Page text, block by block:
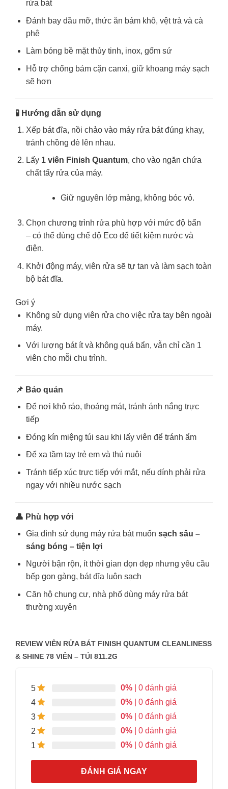
rửa bát
Đánh bay dầu mỡ, thức ăn bám khô, vệt trà và cà
phê
Làm bóng bề mặt thủy tinh, inox, gốm sứ
Hỗ trợ chống bám cặn canxi, giữ khoang máy sạch
sẽ hơn
🧪 Hướng dẫn sử dụng
Xếp bát đĩa, nồi chảo vào máy rửa bát đúng khay,
tránh chồng đè lên nhau.
Lấy 1 viên Finish Quantum, cho vào ngăn chứa
chất tẩy rửa của máy.
Giữ nguyên lớp màng, không bóc vỏ.
Chọn chương trình rửa phù hợp với mức độ bẩn
– có thể dùng chế độ Eco để tiết kiệm nước và
điện.
Khởi động máy, viên rửa sẽ tự tan và làm sạch toàn
bộ bát đĩa.
Gợi ý
Không sử dụng viên rửa cho việc rửa tay bên ngoài
máy.
Với lượng bát ít và không quá bẩn, vẫn chỉ cần 1
viên cho mỗi chu trình.
📌 Bảo quản
Để nơi khô ráo, thoáng mát, tránh ánh nắng trực
tiếp
Đóng kín miệng túi sau khi lấy viên để tránh ẩm
Để xa tầm tay trẻ em và thú nuôi
Tránh tiếp xúc trực tiếp với mắt, nếu dính phải rửa
ngay với nhiều nước sạch
👤 Phù hợp với
Gia đình sử dụng máy rửa bát muốn sạch sâu –
sáng bóng – tiện lợi
Người bận rộn, ít thời gian dọn dẹp nhưng yêu cầu
bếp gọn gàng, bát đĩa luôn sạch
Căn hộ chung cư, nhà phố dùng máy rửa bát
thường xuyên
REVIEW VIÊN RỬA BÁT FINISH QUANTUM CLEANLINESS
& SHINE 78 VIÊN – TÚI 811.2G
5 0% | 0 đánh giá
4
0% | 0 đánh giá
3
0% | 0 đánh giá
2
0% | 0 đánh giá
1
0% | 0 đánh giá
ĐÁNH GIÁ NGAY